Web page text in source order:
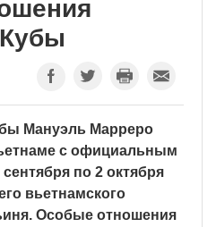
Мануэль Марреро
с официальным
по 2 октября
вьетнамского
Особые отношения